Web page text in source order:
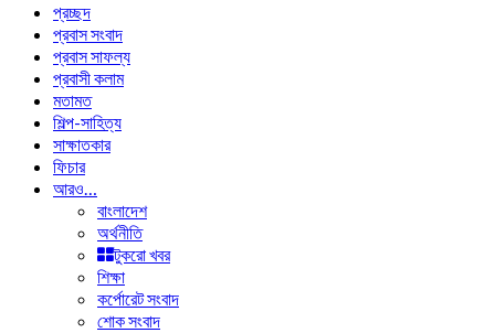
প্রচ্ছদ
প্রবাস সংবাদ
প্রবাস সাফল্য
প্রবাসী কলাম
মতামত
শিল্প-সাহিত্য
সাক্ষাতকার
ফিচার
আরও…
বাংলাদেশ
অর্থনীতি
টুকরো খবর
শিক্ষা
কর্পোরেট সংবাদ
শোক সংবাদ